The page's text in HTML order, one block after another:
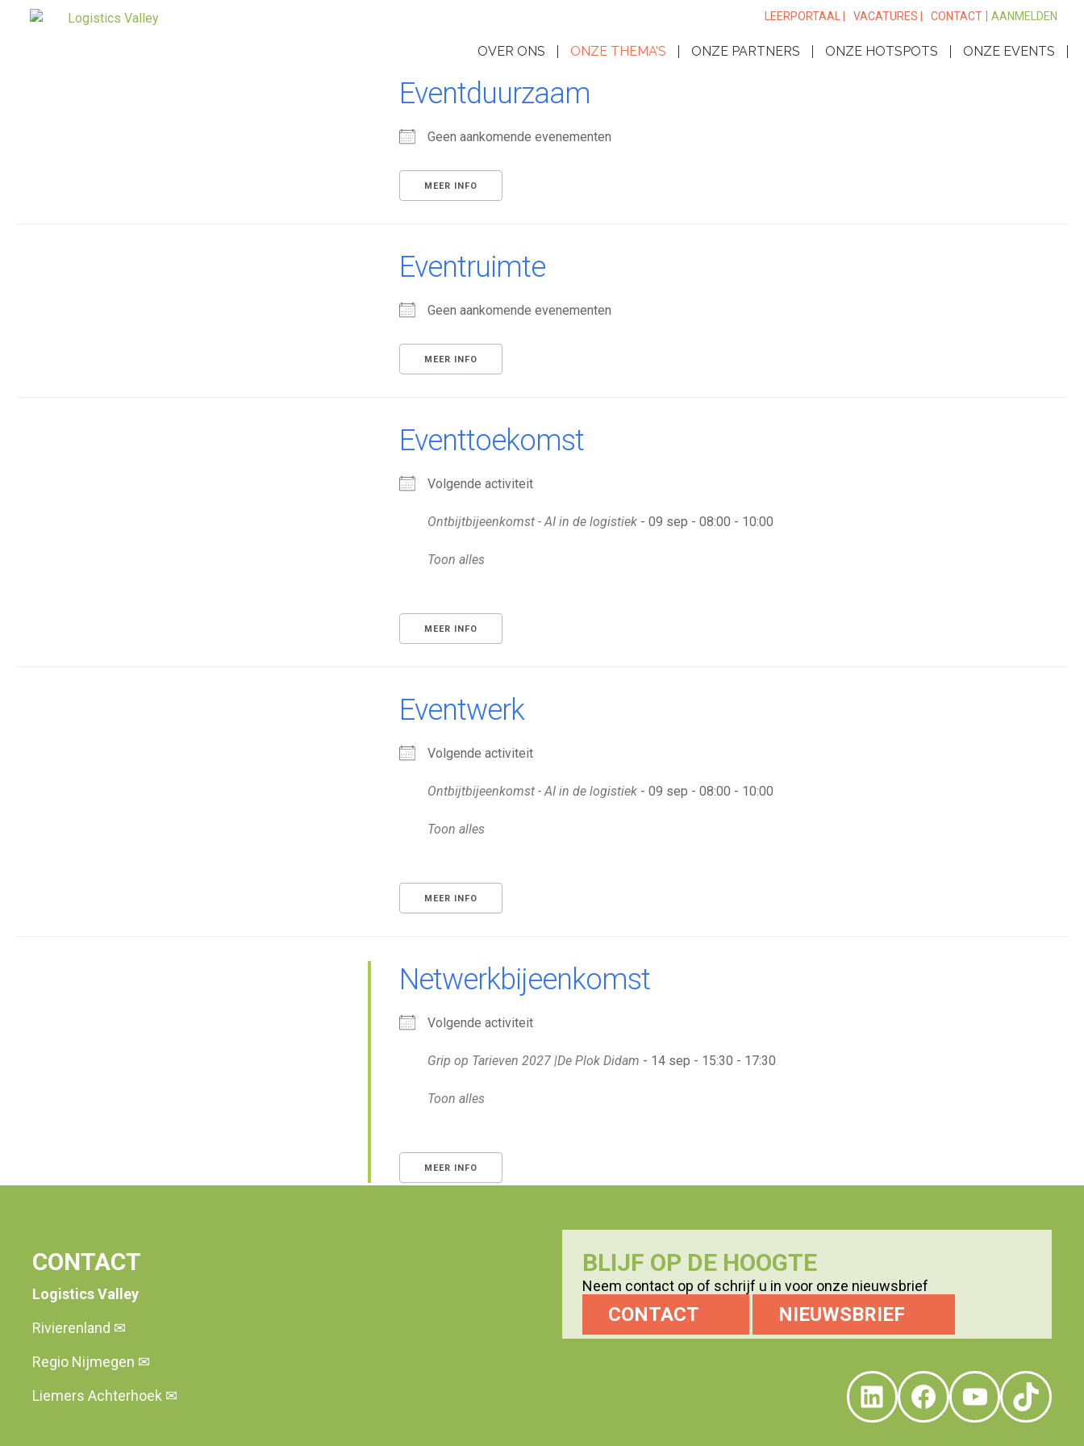
LEERPORTAAL | VACATURES | CONTACT AANMELDEN
OVER ONS ONZE THEMA’S ONZE PARTNERS ONZE HOTSPOTS ONZE EVENTS
Eventduurzaam
Geen aankomende evenementen
MEER INFO
Eventruimte
Geen aankomende evenementen
MEER INFO
Eventtoekomst
Volgende activiteit
Ontbijtbijeenkomst - AI in de logistiek - 09 sep - 08:00 - 10:00
Toon alles
MEER INFO
Eventwerk
Volgende activiteit
Ontbijtbijeenkomst - AI in de logistiek - 09 sep - 08:00 - 10:00
Toon alles
MEER INFO
Netwerkbijeenkomst
Volgende activiteit
Grip op Tarieven 2027 |De Plok Didam - 14 sep - 15:30 - 17:30
Toon alles
MEER INFO
CONTACT
Logistics Valley
Rivierenland ✉
Regio Nijmegen ✉
Liemers Achterhoek ✉
BLIJF OP DE HOOGTE
Neem contact op of schrijf u in voor onze nieuwsbrief
CONTACT NIEUWSBRIEF
LinkedIn
Facebook
YouTube